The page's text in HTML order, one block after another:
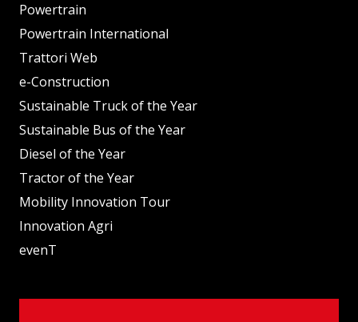
Powertrain
Powertrain International
Trattori Web
e-Construction
Sustainable Truck of the Year
Sustainable Bus of the Year
Diesel of the Year
Tractor of the Year
Mobility Innovation Tour
Innovation Agri
evenT